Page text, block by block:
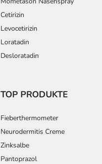
Cetirizin
Levocetirizin
Loratadin
Desloratadin
TOP PRODUKTE
Fieberthermometer
Neurodermitis Creme
Zinksalbe
Pantoprazol